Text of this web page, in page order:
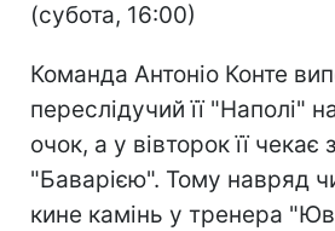
(субота, 16:00)
Команда Антоніо Конте
переслідучий її "Наполі"
очок, а у вівторок її чекає
"Баварією". Тому навряд
кине камінь у тренера